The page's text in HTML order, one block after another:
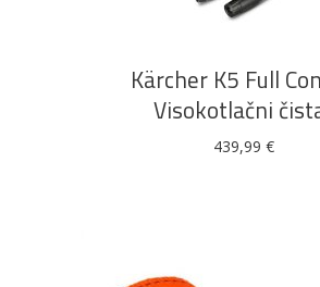
Kärcher K5 Full
Visokotlačni
439,99 €